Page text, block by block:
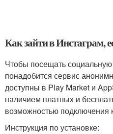
Как зайти в Инстаграм,
Чтобы посещать
понадобится сервис
доступны в Play Market и
наличием платных и
возможностью подключения
Инструкция по установке: